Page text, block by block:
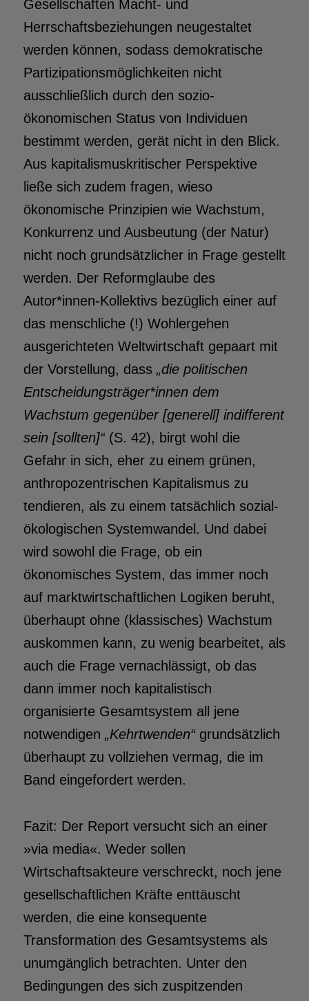
Gesellschaften Macht- und
Herrschaftsbeziehungen neugestaltet
werden können, sodass demokratische
Partizipationsmöglichkeiten nicht
ausschließlich durch den sozio-
ökonomischen Status von Individuen
bestimmt werden, gerät nicht in den Blick.
Aus kapitalismuskritischer Perspektive
ließe sich zudem fragen, wieso
ökonomische Prinzipien wie Wachstum,
Konkurrenz und Ausbeutung (der Natur)
nicht noch grundsätzlicher in Frage gestellt
werden. Der Reformglaube des
Autor*innen-Kollektivs bezüglich einer auf
das menschliche (!) Wohlergehen
ausgerichteten Weltwirtschaft gepaart mit
der Vorstellung, dass „die politischen
Entscheidungsträger*innen dem
Wachstum gegenüber [generell] indifferent
sein [sollten]“(S. 42), birgt wohl die
Gefahr in sich, eher zu einem grünen,
anthropozentrischen Kapitalismus zu
tendieren, als zu einem tatsächlich sozial-
ökologischen Systemwandel. Und dabei
wird sowohl die Frage, ob ein
ökonomisches System, das immer noch
auf marktwirtschaftlichen Logiken beruht,
überhaupt ohne (klassisches) Wachstum
auskommen kann, zu wenig bearbeitet, als
auch die Frage vernachlässigt, ob das
dann immer noch kapitalistisch
organisierte Gesamtsystem all jene
notwendigen „Kehrtwenden“grundsätzlich
überhaupt zu vollziehen vermag, die im
Band eingefordert werden.
Fazit: Der Report versucht sich an einer
»via media«. Weder sollen
Wirtschaftsakteure verschreckt, noch jene
gesellschaftlichen Kräfte enttäuscht
werden, die eine konsequente
Transformation des Gesamtsystems als
unumgänglich betrachten. Unter den
Bedingungen des sich zuspitzenden